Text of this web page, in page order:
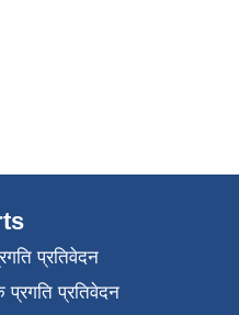
प्रतिवेदन
प्रगति प्रतिवेदन